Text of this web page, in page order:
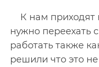
К нам приходят
нужно переехать
работать также
решили что это